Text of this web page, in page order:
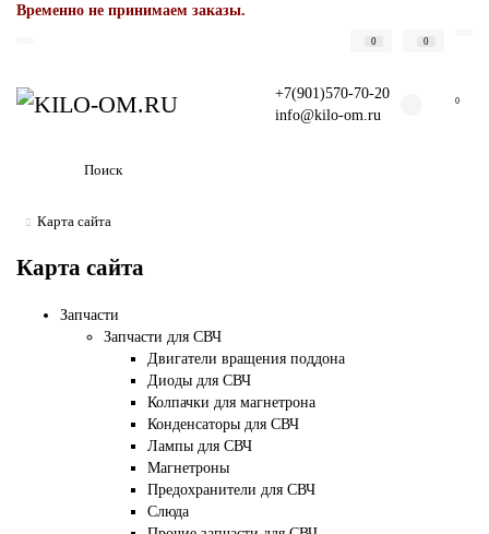
Временно не принимаем заказы.
0 0
+7(901)570-70-20
info@kilo-om.ru
0
Карта сайта
Карта сайта
Запчасти
Запчасти для СВЧ
Двигатели вращения поддона
Диоды для СВЧ
Колпачки для магнетрона
Конденсаторы для СВЧ
Лампы для СВЧ
Магнетроны
Предохранители для СВЧ
Слюда